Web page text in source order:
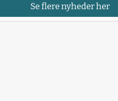
Se flere nyheder her